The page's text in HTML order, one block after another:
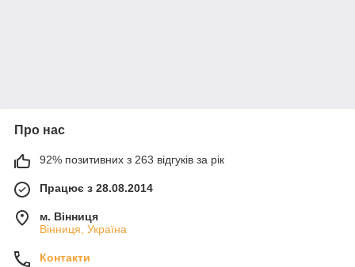
Про нас
92% позитивних з 263 відгуків за рік
Працює з 28.08.2014
м. Вінниця
Вінниця, Україна
Контакти